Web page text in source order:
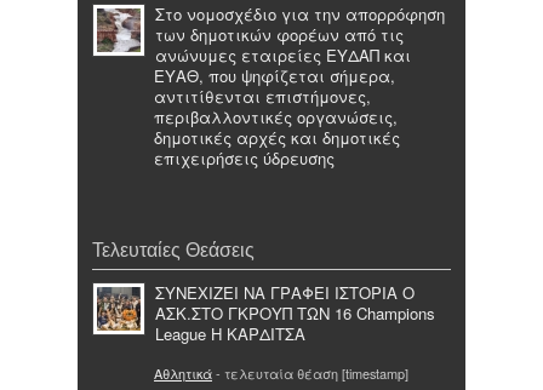
Στο νομοσχέδιο για την απορρόφηση
των δημοτικών φορέων από τις
ανώνυμες εταιρείες ΕΥΔΑΠ και
ΕΥΑΘ, που ψηφίζεται σήμερα,
αντιτίθενται επιστήμονες,
περιβαλλοντικές οργανώσεις,
δημοτικές αρχές και δημοτικές
επιχειρήσεις ύδρευσης
Τελευταίες Θεάσεις
ΣΥΝΕΧΙΖΕΙ ΝΑ ΓΡΑΦΕΙ ΙΣΤΟΡΙΑ Ο
ΑΣΚ.ΣΤΟ ΓΚΡΟΥΠ ΤΩΝ 16 Champions
League Η ΚΑΡΔΙΤΣΑ
Αθλητικά- τελευταία θέαση [timestamp]